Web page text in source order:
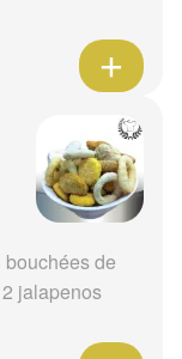
de
jalapenos